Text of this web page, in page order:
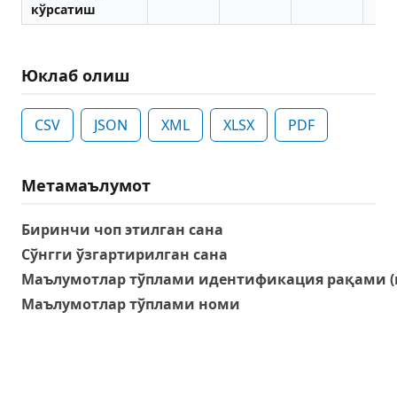
кўрсатиш
Юклаб олиш
CSV JSON XML XLSX PDF
Метамаълумот
Биринчи чоп этилган сана
Сўнгги ўзгартирилган сана
Маълумотлар тўплами идентификация рақами
Маълумотлар тўплами номи